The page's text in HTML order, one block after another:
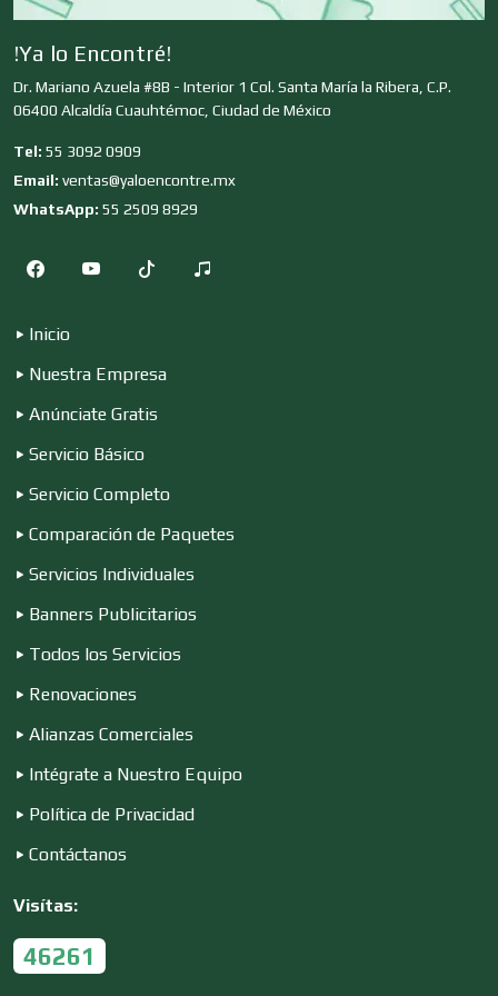
Deportes
Desperdicios Industriales
Dulcerías
Edecanes
!Ya lo Encontré!
Dr. Mariano Azuela #8B - Interior 1 Col. Santa María la Ribera, C.P.
06400 Alcaldía Cuauhtémoc, Ciudad de México
Tel: 55 3092 0909
Email: ventas@yaloencontre.mx
WhatsApp: 55 2509 8929
Inicio
Nuestra Empresa
Anúnciate Gratis
Servicio Básico
Servicio Completo
Comparación de Paquetes
Servicios Individuales
Banners Publicitarios
Todos los Servicios
Renovaciones
Alianzas Comerciales
Intégrate a Nuestro Equipo
Política de Privacidad
Contáctanos
Visítas:
46261